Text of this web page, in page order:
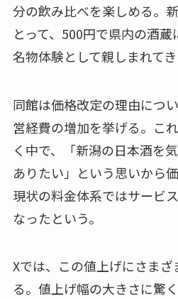
分の飲み比べを楽しめる。
とって、500円で県内の酒
名物体験として親しまれてき
同館は価格改定の理由につ
営経費の増加を挙げる。こ
く中で、「新潟の日本酒を
ありたい」という思いから
現状の料金体系ではサービ
なったという。
Xでは、この値上げにさま
る。値上げ幅の大きさに驚